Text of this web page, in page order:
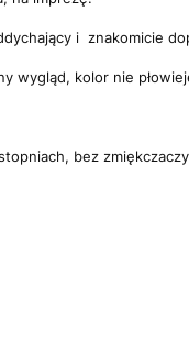
i znakomicie
wygląd, kolor nie
bez